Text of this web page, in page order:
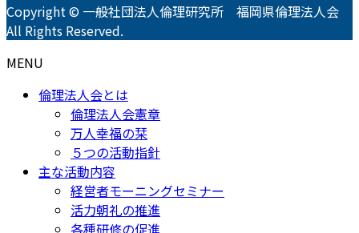
Copyright © 一般社団法人倫理研究所 福岡県倫理法人会
All Rights Reserved.
MENU
倫理法人会とは
倫理法人会憲章
万人幸福の栞
５つの活動指針
主な活動内容
経営者モーニングセミナー
活力朝礼の推進
各種研修の促進